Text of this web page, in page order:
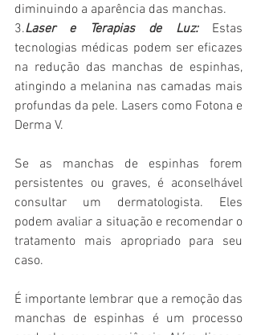
diminuindo a aparência das manchas.
3.Laser e Terapias de Luz: Estas
tecnologias médicas podem ser eficazes
na redução das manchas de espinhas,
atingindo a melanina nas camadas mais
profundas da pele. Lasers como Fotona e
Derma V.
Se as manchas de espinhas forem
persistentes ou graves, é aconselhável
consultar um dermatologista. Eles
podem avaliar a situação e recomendar o
tratamento mais apropriado para seu
caso.
É importante lembrar que a remoção das
manchas de espinhas é um processo